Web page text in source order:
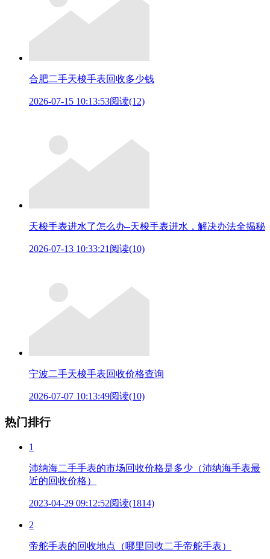
合肥二手天梭手表回收多少钱
2026-07-15 10:13:53阅读(12)
天梭手表进水了怎么办–天梭手表进水，解决办法全揭秘
2026-07-13 10:33:21 阅读(10)
宁波二手天梭手表回收价格查询
2026-07-07 10:13:49阅读(10)
热门排行
1
沛纳海二手手表的市场回收价格是多少（沛纳海手表最
近的回收价格）
2023-04-29 09:12:52阅读(1814)
2
帝舵手表的回收地点（哪里回收二手帝舵手表）